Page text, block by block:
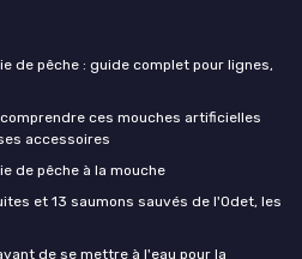
de pêche : guide complet pour lignes,
ces mouches artificielles
accessoires
de pêche à la mouche
et 13 saumons sauvés de l'Odet, les
de se mettre à l'eau pour la